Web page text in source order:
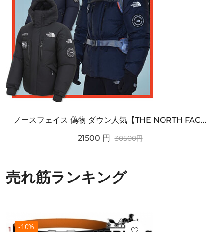
ノースフェイス 偽物 ダウン人気【THE NORTH FACE】M'S 7 SUMMIT HIM...
21500 円 30500円
売れ筋ランキング
-10%